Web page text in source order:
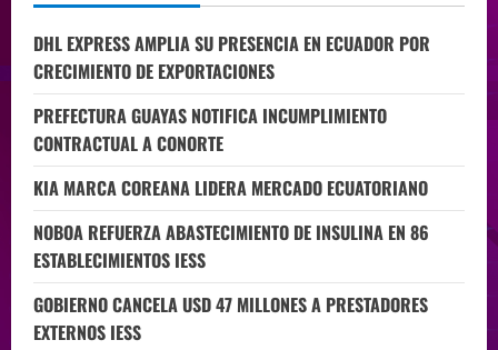
DHL EXPRESS AMPLIA SU PRESENCIA EN ECUADOR POR
CRECIMIENTO DE EXPORTACIONES
PREFECTURA GUAYAS NOTIFICA INCUMPLIMIENTO
CONTRACTUAL A CONORTE
KIA MARCA COREANA LIDERA MERCADO ECUATORIANO
NOBOA REFUERZA ABASTECIMIENTO DE INSULINA EN 86
ESTABLECIMIENTOS IESS
GOBIERNO CANCELA USD 47 MILLONES A PRESTADORES
EXTERNOS IESS